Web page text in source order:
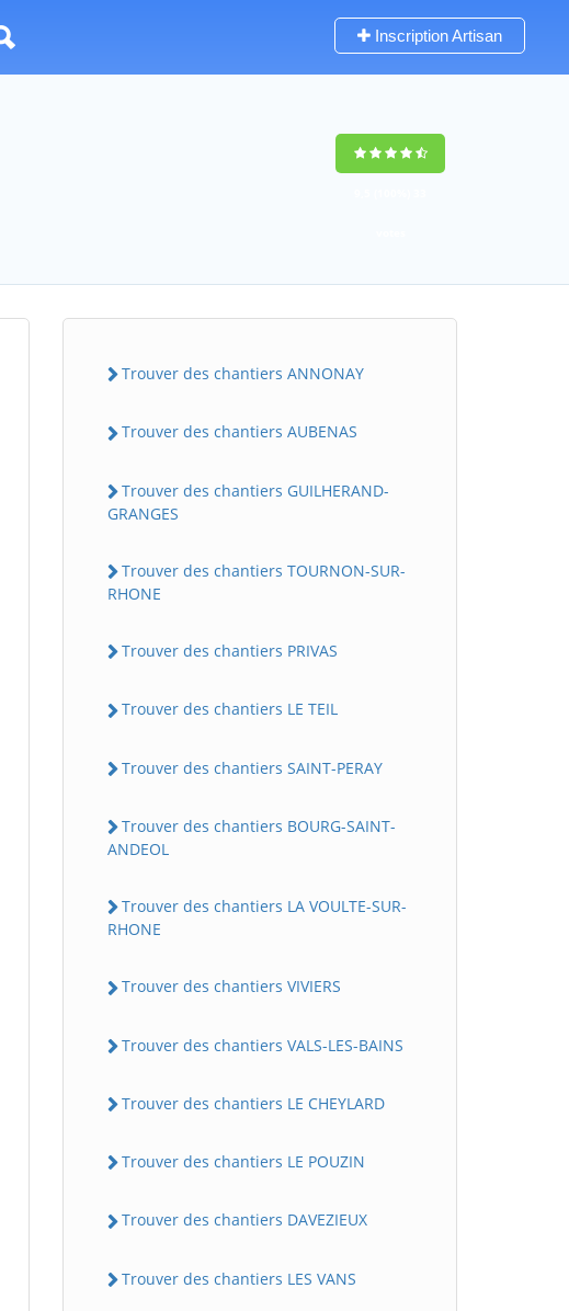
Inscription Artisan
Trouver des chantiers ANNONAY
Trouver des chantiers AUBENAS
Trouver des chantiers GUILHERAND-
GRANGES
Trouver des chantiers TOURNON-SUR-
RHONE
Trouver des chantiers PRIVAS
Trouver des chantiers LE TEIL
Trouver des chantiers SAINT-PERAY
Trouver des chantiers BOURG-SAINT-
ANDEOL
Trouver des chantiers LA VOULTE-SUR-
RHONE
Trouver des chantiers VIVIERS
Trouver des chantiers VALS-LES-BAINS
Trouver des chantiers LE CHEYLARD
Trouver des chantiers LE POUZIN
Trouver des chantiers DAVEZIEUX
Trouver des chantiers LES VANS